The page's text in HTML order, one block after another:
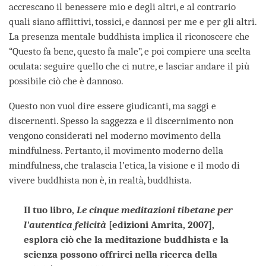
accrescano il benessere mio e degli altri, e al contrario
quali siano afflittivi, tossici, e dannosi per me e per gli altri.
La presenza mentale buddhista implica il riconoscere che
“Questo fa bene, questo fa male”, e poi compiere una scelta
oculata: seguire quello che ci nutre, e lasciar andare il più
possibile ciò che è dannoso.
Questo non vuol dire essere giudicanti, ma saggi e
discernenti. Spesso la saggezza e il discernimento non
vengono considerati nel moderno movimento della
mindfulness. Pertanto, il movimento moderno della
mindfulness, che tralascia l’etica, la visione e il modo di
vivere buddhista non è, in realtà, buddhista.
Il tuo libro, Le cinque meditazioni tibetane per
l'autentica felicità [edizioni Amrita, 2007],
esplora ciò che la meditazione buddhista e la
scienza possono offrirci nella ricerca della